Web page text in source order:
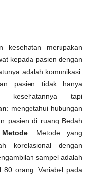
kesehatan merupakan
kepada pasien dengan
adalah komunikasi.
pasien tidak hanya
kesehatannya tapi
: mengetahui hubungan
pasien di ruang Bedah
Metode: Metode yang
korelasional dengan
sampel adalah
80 orang. Variabel pada